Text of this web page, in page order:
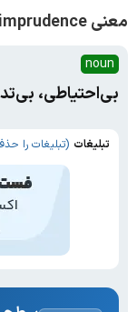
معنی imprudence
noun
بی‌احتیاطی،
تبلیغات (تبلیغات را